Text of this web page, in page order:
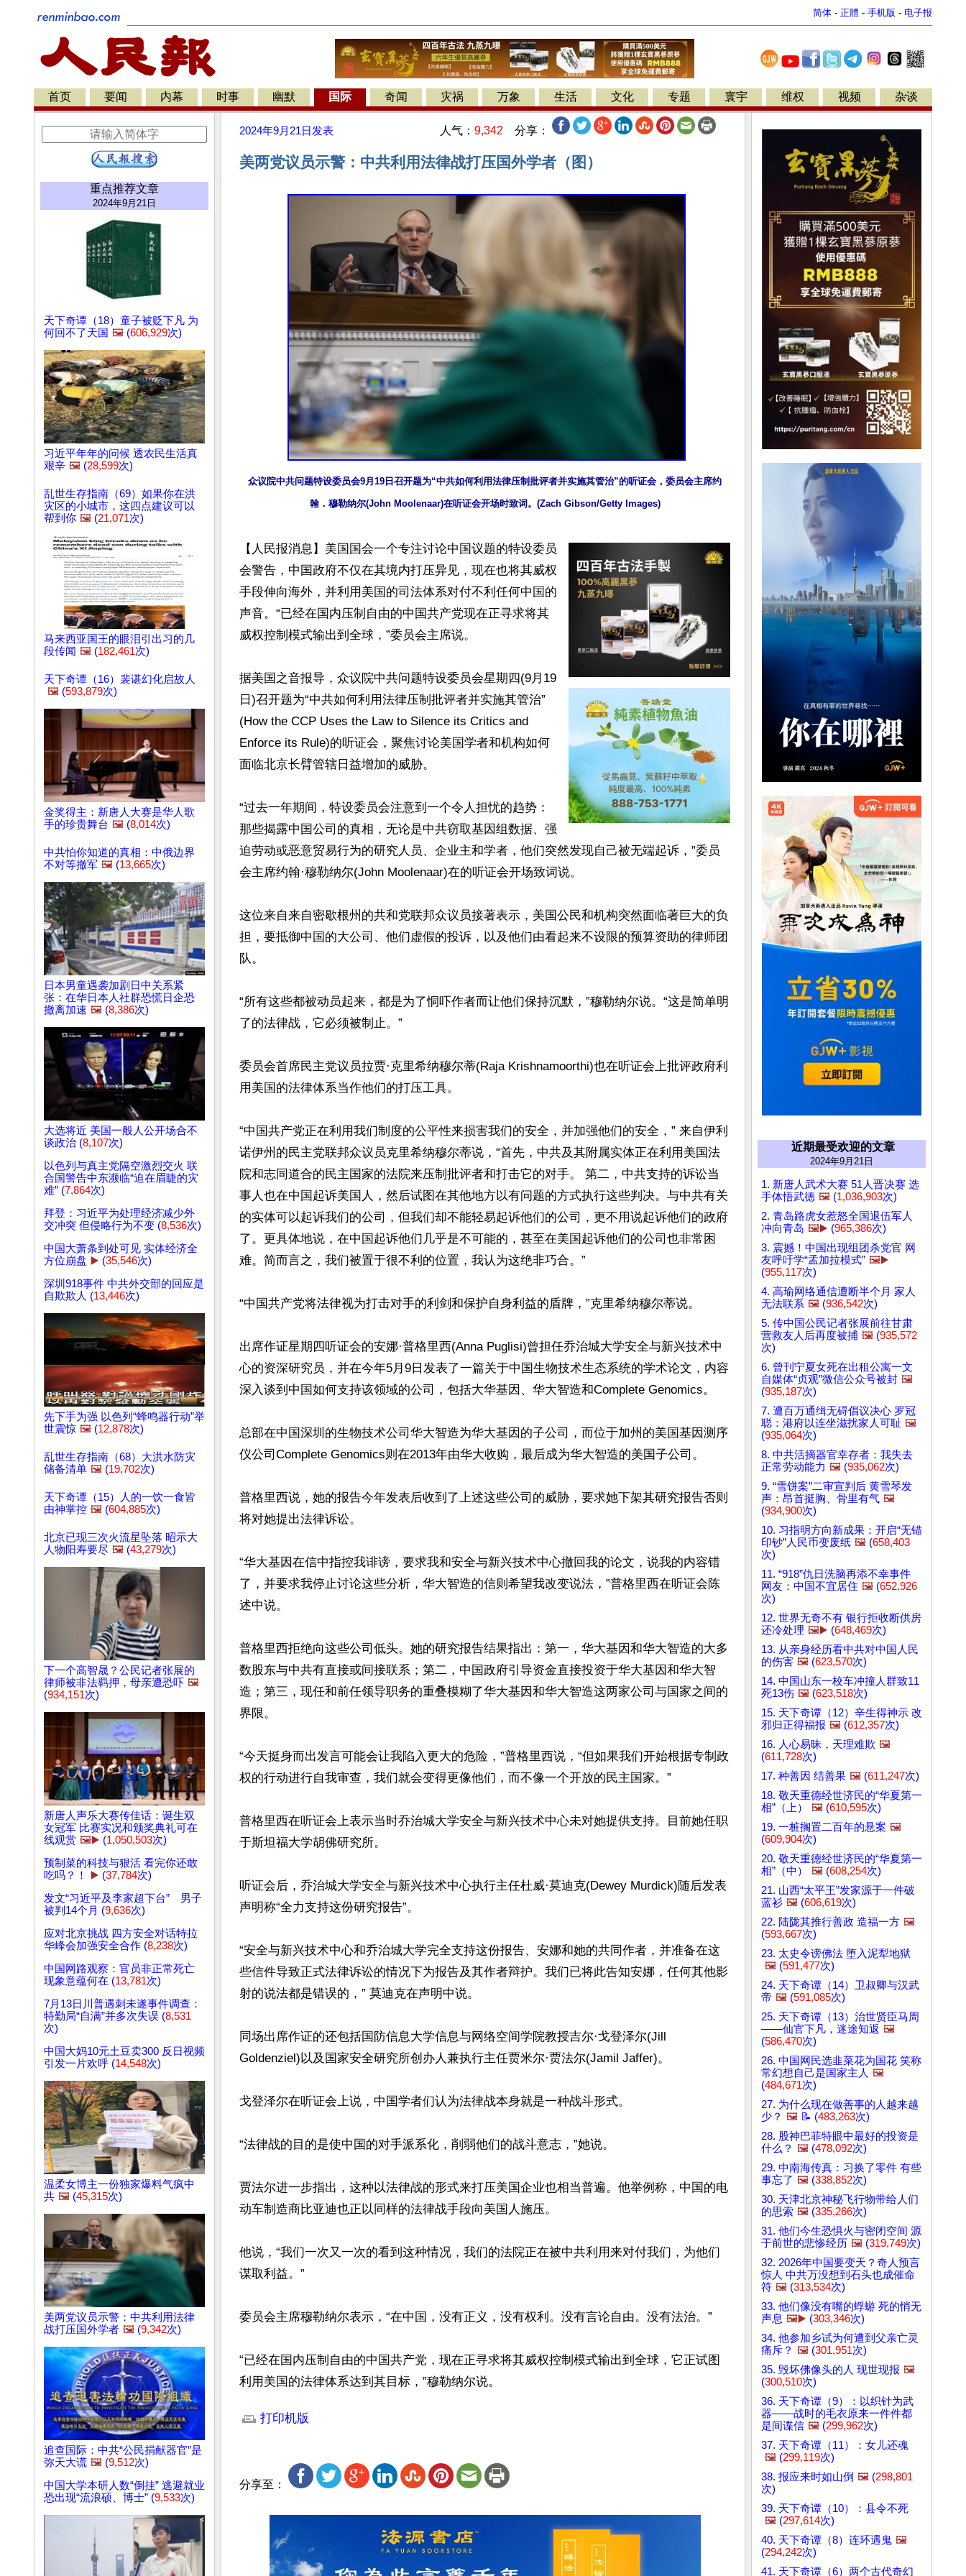
简体 - 正體 - 手机版 - 电子报
首页 要闻 内幕 时事 幽默 国际 奇闻 灾祸 万象 生活 文化 专题 寰宇 维权 视频 杂谈
重点推荐文章
2024年9月21日
天下奇谭（18）童子被贬下凡 为
何回不了天国 🖼️ (606,929次)
习近平年年的问候 透农民生活真
艰辛 🖼️ (28,599次)
乱世生存指南（69）如果你在洪
灾区的小城市，这四点建议可以
帮到你 🖼️ (21,071次)
马来西亚国王的眼泪引出习的几
段传闻 🖼️ (182,461次)
天下奇谭（16）裴谌幻化启故人
🖼️ (593,879次)
金奖得主：新唐人大赛是华人歌
手的珍贵舞台 🖼️ (8,014次)
中共怕你知道的真相：中俄边界
不对等撤军 🖼️ (13,665次)
日本男童遇袭加剧日中关系紧
张：在华日本人社群恐慌日企恐
撤离加速 🖼️ (8,386次)
大选将近 美国一般人公开场合不
谈政治 (8,107次)
以色列与真主党隔空激烈交火 联
合国警告中东濒临“迫在眉睫的灾
难” (7,864次)
拜登：习近平为处理经济减少外
交冲突 但侵略行为不变 (8,536次)
中国大萧条到处可见 实体经济全
方位崩盘 ▶️ (35,546次)
深圳918事件 中共外交部的回应是
自欺欺人 (13,446次)
先下手为强 以色列“蜂鸣器行动”举
世震惊 🖼️ (12,878次)
乱世生存指南（68）大洪水防灾
储备清单 🖼️ (19,702次)
天下奇谭（15）人的一饮一食皆
由神掌控 🖼️ (604,885次)
北京已现三次火流星坠落 昭示大
人物阳寿要尽 🖼️ (43,279次)
下一个高智晟？公民记者张展的
律师被非法羁押，母亲遭恐​​吓 🖼️
(934,151次)
新唐人声乐大赛传佳话：诞生双
女冠军 比赛实况和颁奖典礼可在
线观赏 🖼️▶️ (1,050,503次)
预制菜的科技与狠活 看完你还敢
吃吗？！
▶️ (37,784次)
发文“习近平及李家超下台” 男子
被判14个月 (9,636次)
应对北京挑战 四方安全对话特拉
华峰会加强安全合作 (8,238次)
中国网路观察：官员非正常死亡
现象意蕴何在 (13,781次)
7月13日川普遇刺未遂事件调查：
特勤局“自满”并多次失误 (8,531
次)
中国大妈10元土豆卖300 反日视频
引发一片欢呼 (14,548次)
温柔女博主一份独家爆料气疯中
共 🖼️ (45,315次)
美两党议员示警：中共利用法律
战打压国外学者 🖼️ (9,342次)
追查国际：中共“公民捐献器官”是
弥天大谎 🖼️ (9,512次)
中国大学本研人数“倒挂” 逃避就业
恐出现“流浪硕、博士” (9,533次)
2024年9月21日 发表 人气： 9,342 分享：
美两党议员示警：中共利用法律战打压国外学者（图）
众议院中共问题特设委员会9月19日召开题为“中共如何利用法律压制批评者并实施其管治”的听证会，委员会主席约
翰．穆勒纳尔(John Moolenaar)在听证会开场时致词。(Zach Gibson/Getty Images)
【人民报消息】美国国会一个专注讨论中国议题的特设委员
会警告，中国政府不仅在其境内打压异见，现在也将其威权
手段伸向海外，并利用美国的司法体系对付不利任何中国的
声音。“已经在国内压制自由的中国共产党现在正寻求将其
威权控制模式输出到全球，”委员会主席说。
据美国之音报导，众议院中共问题特设委员会星期四(9月19
日)召开题为“中共如何利用法律压制批评者并实施其管治”
(How the CCP Uses the Law to Silence its Critics and
Enforce its Rule)的听证会，聚焦讨论美国学者和机构如何
面临北京长臂管辖日益增加的威胁。
“过去一年期间，特设委员会注意到一个令人担忧的趋势：
那些揭露中国公司的真相，无论是中共窃取基因组数据、强
迫劳动或恶意贸易行为的研究人员、企业主和学者，他们突然发现自己被无端起诉，”委员
会主席约翰·穆勒纳尔(John Moolenaar)在的听证会开场致词说。
这位来自来自密歇根州的共和党联邦众议员接著表示，美国公民和机构突然面临著巨大的负
担，要抵御中国的大公司、他们虚假的投诉，以及他们由看起来不设限的预算资助的律师团
队。
“所有这些都被动员起来，都是为了恫吓作者而让他们保持沉默，”穆勒纳尔说。“这是简单明
了的法律战，它必须被制止。”
委员会首席民主党议员拉贾·克里希纳穆尔蒂(Raja Krishnamoorthi)也在听证会上批评政府利
用美国的法律体系当作他们的打压工具。
“中国共产党正在利用我们制度的公平性来损害我们的安全，并加强他们的安全，” 来自伊利
诺伊州的民主党联邦众议员克里希纳穆尔蒂说，“首先，中共及其附属实体正在利用美国法
院和志同道合的民主国家的法院来压制批评者和打击它的对手。 第二，中共支持的诉讼当
事人也在中国起诉美国人，然后试图在其他地方以有问题的方式执行这些判决。与中共有关
的实体可以起诉我们的公司，但我们却不能轻易起诉他们的公司，更不用说起诉他们的政府
了。更具体地说，在中国起诉他们几乎是不可能的，甚至在美国起诉他们的公司也非常困
难。简而言之，我们被置于很不利的位置，我认为这绝非巧合。”
“中国共产党将法律视为打击对手的利剑和保护自身利益的盾牌，”克里希纳穆尔蒂说。
出席作证星期四听证会的安娜·普格里西(Anna Puglisi)曾担任乔治城大学安全与新兴技术中
心的资深研究员，并在今年5月9日发表了一篇关于中国生物技术生态系统的学术论文，内容
深入谈到中国如何支持该领域的公司，包括大华基因、华大智造和Complete Genomics。
总部在中国深圳的生物技术公司华大智造为华大基因的子公司，而位于加州的美国基因测序
仪公司Complete Genomics则在2013年由华大收购，最后成为华大智造的美国子公司。
普格里西说，她的报告今年发表后收到了上述这些公司的威胁，要求她下架其研究报告否则
将对她提出法律诉讼。
“华大基因在信中指控我诽谤，要求我和安全与新兴技术中心撤回我的论文，说我的内容错
了，并要求我停止讨论这些分析，华大智造的信则希望我改变说法，”普格里西在听证会陈
述中说。
普格里西拒绝向这些公司低头。她的研究报告结果指出：第一，华大基因和华大智造的大多
数股东与中共有直接或间接联系；第二，中国政府引导资金直接投资于华大基因和华大智
造；第三，现任和前任领导职务的重叠模糊了华大基因和华大智造这两家公司与国家之间的
界限。
“今天挺身而出发言可能会让我陷入更大的危险，”普格里西说，“但如果我们开始根据专制政
权的行动进行自我审查，我们就会变得更像他们，而不像一个开放的民主国家。”
普格里西在听证会上表示当时乔治城大学安全与新兴技术中心未对她提供支持。目前她任职
于斯坦福大学胡佛研究所。
听证会后，乔治城大学安全与新兴技术中心执行主任杜威·莫迪克(Dewey Murdick)随后发表
声明称“全力支持这份研究报告”。
“安全与新兴技术中心和乔治城大学完全支持这份报告、安娜和她的共同作者，并准备在这
些信件导致正式法律诉讼的情况下为报告及其作者辩护。我们已将此告知安娜，任何其他影
射的说法都是错误的，” 莫迪克在声明中说。
同场出席作证的还包括国防信息大学信息与网络空间学院教授吉尔·戈登泽尔(Jill
Goldenziel)以及国家安全研究所创办人兼执行主任贾米尔·贾法尔(Jamil Jaffer)。
戈登泽尔在听证会上说，中国学者们认为法律战本身就是一种战斗形式。
“法律战的目的是使中国的对手派系化，削弱他们的战斗意志，”她说。
贾法尔进一步指出，这种以法律战的形式来打压美国企业也相当普遍。他举例称，中国的电
动车制造商比亚迪也正以同样的法律战手段向美国人施压。
他说，“我们一次又一次的看到这种情况，我们的法院正在被中共利用来对付我们，为他们
谋取利益。”
委员会主席穆勒纳尔表示，“在中国，没有正义，没有权利。没有言论自由。没有法治。”
“已经在国内压制自由的中国共产党，现在正寻求将其威权控制模式输出到全球，它正试图
利用美国的法律体系达到其目标，”穆勒纳尔说。
打印机版
分享至：
近期最受欢迎的文章
2024年9月21日
1. 新唐人武术大赛 51人晋决赛 选
手体悟武德 🖼️ (1,036,903次)
2. 青岛路虎女惹怒全国退伍军人
冲向青岛 🖼️▶️ (965,386次)
3. 震撼！中国出现组团杀党官 网
友呼吁学“孟加拉模式” 🖼️▶️
(955,117次)
4. 高瑜网络通信遭断半个月 家人
无法联系 🖼️ (936,542次)
5. 传中国公民记者张展前往甘肃
营救友人后再度被捕 🖼️ (935,572
次)
6. 曾刊宁夏女死在出租公寓一文
自媒体“贞观”微信公众号被封 🖼️
(935,187次)
7. 遭百万通缉无碍倡议决心 罗冠
聪：港府以连坐滋扰家人可耻 🖼️
(935,064次)
8. 中共活摘器官幸存者：我失去
正常劳动能力 🖼️ (935,062次)
9. “雪饼案”二审宣判后 黄雪琴发
声：昂首挺胸、骨里有气 🖼️
(934,900次)
10. 习指明方向新成果：开启“无锚
印钞”人民币变废纸 🖼️ (658,403
次)
11. “918”仇日洗脑再添不幸事件
网友：中国不宜居住 🖼️ (652,926
次)
12. 世界无奇不有 银行拒收断供房
还冷处理 🖼️▶️ (648,469次)
13. 从亲身经历看中共对中国人民
的伤害 🖼️ (623,570次)
14. 中国山东一校车冲撞人群致11
死13伤 🖼️ (623,518次)
15. 天下奇谭（12）辛生得神示 改
邪归正得福报 🖼️ (612,357次)
16. 人心易昧，天理难欺 🖼️
(611,728次)
17. 种善因 结善果 🖼️ (611,247次)
18. 敬天重德经世济民的“华夏第一
相”（上）
🖼️ (610,595次)
19. 一桩搁置二百年的悬案 🖼️
(609,904次)
20. 敬天重德经世济民的“华夏第一
相”（中）
🖼️ (608,254次)
21. 山西“太平王”发家源于一件破
蓝衫 🖼️ (606,619次)
22. 陆陇其推行善政 造福一方 🖼️
(593,667次)
23. 太史令谤佛法 堕入泥犁地狱
🖼️ (591,477次)
24. 天下奇谭（14）卫叔卿与汉武
帝 🖼️ (591,085次)
25. 天下奇谭（13）治世贤臣马周
——仙官下凡，迷途知返 🖼️
(586,470次)
26. 中国网民选韭菜花为国花 笑称
常幻想自己是国家主人 🖼️
(484,671次)
27. 为什么现在做善事的人越来越
少？ 🖼️ 📝 (483,263次)
28. 股神巴菲特眼中最好的投资是
什么？ 🖼️ (478,092次)
29. 中南海传真：习换了零件 有些
事忘了 🖼️ (338,852次)
30. 天津北京神秘飞行物带给人们
的思索 🖼️ (335,266次)
31. 他们今生恐惧火与密闭空间 源
于前世的悲惨经历 🖼️ (319,749次)
32. 2026年中国要变天？奇人预言
惊人 中共万没想到石头也成催命
符 🖼️ (313,534次)
33. 他们像没有嘴的蜉蝣 死的悄无
声息 🖼️▶️ (303,346次)
34. 他参加乡试为何遭到父亲亡灵
痛斥？ 🖼️ (301,951次)
35. 毁坏佛像头的人 现世现报 🖼️
(300,510次)
36. 天下奇谭（9）：以织针为武
器——战时的毛衣原来一件件都
是间谍信 🖼️ (299,962次)
37. 天下奇谭（11）：女儿还魂
🖼️ (299,119次)
38. 报应来时如山倒 🖼️ (298,801
次)
39. 天下奇谭（10）：县令不死
🖼️ (297,614次)
40. 天下奇谭（8）连环遇鬼 🖼️
(294,242次)
41. 天下奇谭（6）两个古代奇幻